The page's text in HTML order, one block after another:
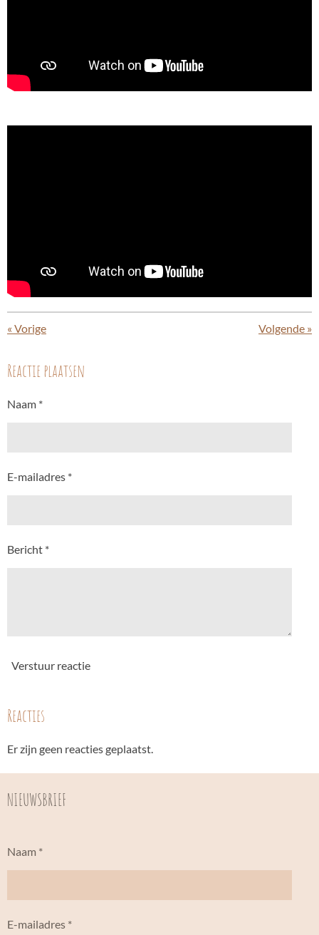
« Vorige Volgende »
Reactie plaatsen
Naam *
E-mailadres *
Bericht *
Verstuur reactie
Reacties
Er zijn geen reacties geplaatst.
NIEUWSBRIEF
Naam *
E-mailadres *